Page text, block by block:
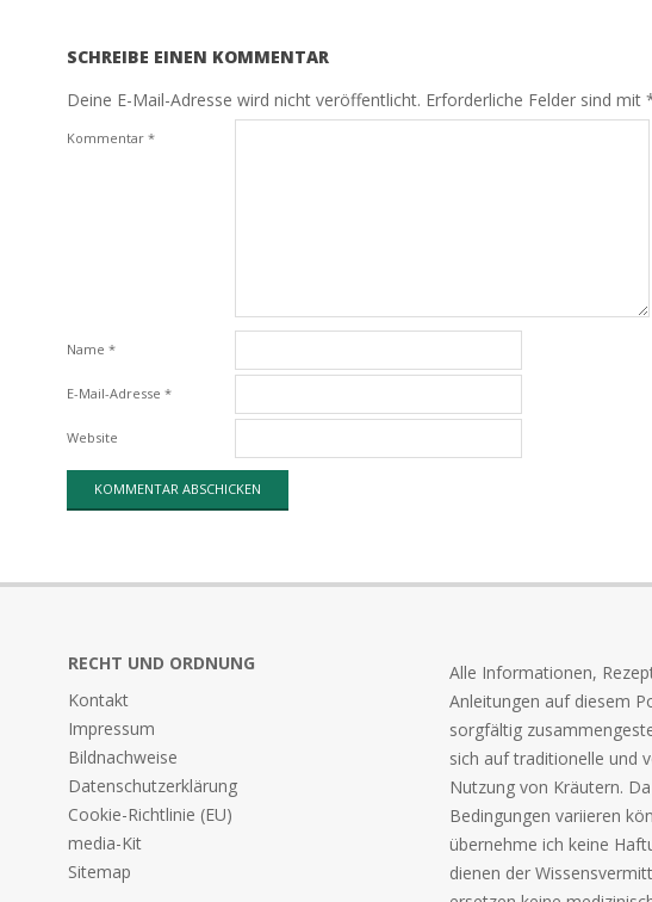
SCHREIBE EINEN KOMMENTAR
Deine E-Mail-Adresse wird nicht veröffentlicht. Erforderliche Felder sind mit
Kommentar *
Name *
E-Mail-Adresse *
Website
RECHT UND ORDNUNG
Kontakt
Impressum
Bildnachweise
Datenschutzerklärung
Cookie-Richtlinie (EU)
media-Kit
Sitemap
Alle Informationen,
Anleitungen auf diesem
sorgfältig
sich auf traditionelle und
Nutzung von Kräutern.
Bedingungen variieren
übernehme ich keine
dienen der